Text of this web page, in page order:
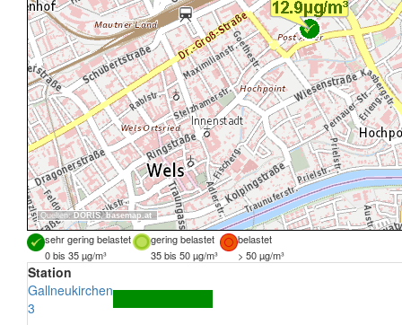
Quellen: DORIS, basemap.at
sehr gering belastet gering belastet
belastet
0 bis 35 µg/m³
35 bis 50 µg/m³ > 50 µg/m³
Station
Gallneukirchen
3